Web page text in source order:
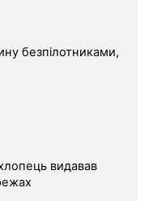
безпілотниками,
видавав